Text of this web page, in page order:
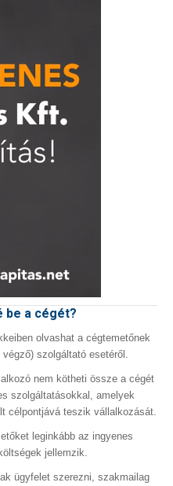
be a cégét?
olvashat a cégtemetőnek
szolgáltató esetéről.
nem kötheti össze a cégét
szolgáltatásokkal, amelyek
célpontjává teszik vállalkozását.
leginkább az ingyenes
jellemzik.
ügyfelet szerezni, szakmailag